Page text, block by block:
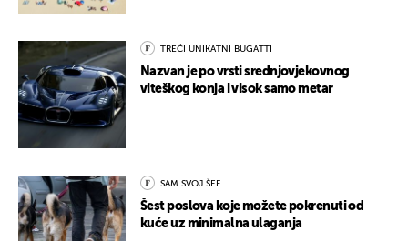
TREĆI UNIKATNI BUGATTI
Nazvan je po vrsti srednjovjekovnog
viteškog konja i visok samo metar
SAM SVOJ ŠEF
Šest poslova koje možete pokrenuti od
kuće uz minimalna ulaganja